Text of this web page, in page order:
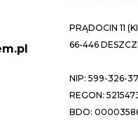
PRĄDOCIN 11
66-446
NIP: 599-326-
REGON:
BDO: